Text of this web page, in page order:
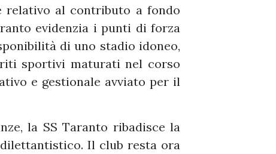
relativo al contributo a fondo
evidenzia i punti di forza
di uno stadio idoneo,
sportivi maturati nel corso
e gestionale avviato per il
la SS Taranto ribadisce la
Il club resta ora